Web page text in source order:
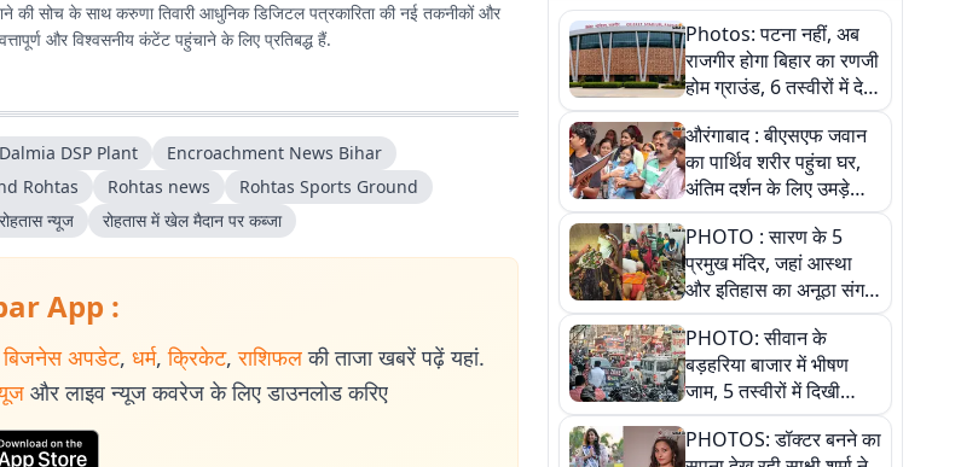
की सोच के साथ करुणा तिवारी आधुनिक डिजिटल पत्रकारिता की नई तकनीकों और
और विश्वसनीय कंटेंट पहुंचाने के लिए प्रतिबद्ध हैं.
Dalmia DSP Plant
Encroachment News Bihar
Rohtas
Rohtas news
Rohtas Sports Ground
रोहतास न्यूज रोहतास में खेल मैदान पर कब्जा
App :
बिजनेस अपडेट, धर्म, क्रिकेट, राशिफल की ताजा खबरें पढ़ें यहां.
और लाइव न्यूज कवरेज के लिए डाउनलोड करिए
Photos: पटना नहीं, अब
राजगीर होगा बिहार का रणजी
होम ग्राउंड, 6 तस्वीरों में देखें
नए स्टेडियम की पूरी कहानी
औरंगाबाद : बीएसएफ जवान
का पार्थिव शरीर पहुंचा घर,
अंतिम दर्शन के लिए उमड़े
लोग
PHOTO : सारण के 5
प्रमुख मंदिर, जहां आस्था
और इतिहास का अनूठा संगम,
तस्वीरों में जानिए
PHOTO: सीवान के
बड़हरिया बाजार में भीषण
जाम, 5 तस्वीरों में दिखी
अव्यवस्था
PHOTOS: डॉक्टर बनने का